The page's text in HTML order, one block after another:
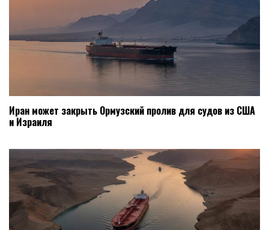
Иран может закрыть Ормузский пролив для судов из США
и Израиля